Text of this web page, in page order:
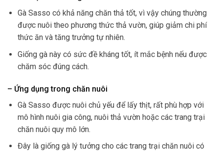
Gà Sasso có khả năng chăn thả tốt, vì vậy chúng thường
được nuôi theo phương thức thả vườn, giúp giảm chi phí
thức ăn và tăng trưởng tự nhiên.
Giống gà này có sức đề kháng tốt, ít mắc bệnh nếu được
chăm sóc đúng cách.
– Ứng dụng trong chăn nuôi
Gà Sasso được nuôi chủ yếu để lấy thịt, rất phù hợp với
mô hình nuôi gia công, nuôi thả vườn hoặc các trang trại
chăn nuôi quy mô lớn.
Đây là giống gà lý tưởng cho các trang trại chăn nuôi có